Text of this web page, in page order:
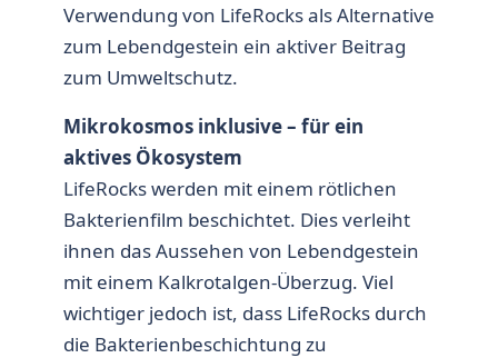
Verwendung von LifeRocks als Alternative
zum Lebendgestein ein aktiver Beitrag
zum Umweltschutz.
Mikrokosmos inklusive – für ein
aktives Ökosystem
LifeRocks werden mit einem rötlichen
Bakterienfilm beschichtet. Dies verleiht
ihnen das Aussehen von Lebendgestein
mit einem Kalkrotalgen-Überzug. Viel
wichtiger jedoch ist, dass LifeRocks durch
die Bakterienbeschichtung zu